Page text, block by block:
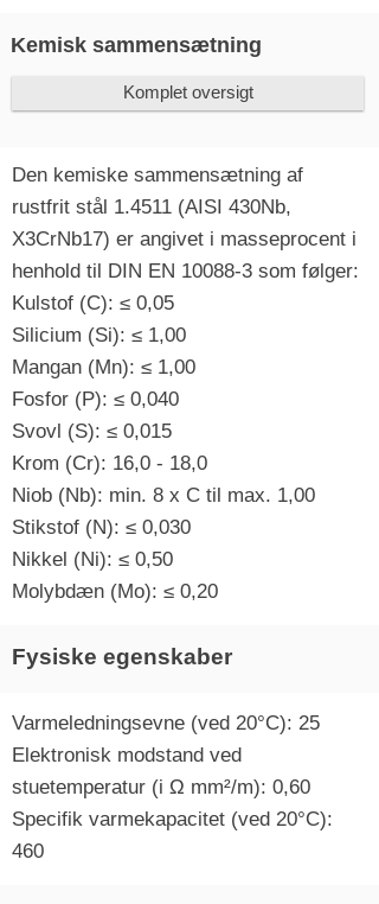
Kemisk sammensætning
Komplet oversigt
Den kemiske sammensætning af
rustfrit stål 1.4511 (AISI 430Nb,
X3CrNb17) er angivet i masseprocent i
henhold til DIN EN 10088-3 som følger:
Kulstof (C): ≤ 0,05
Silicium (Si): ≤ 1,00
Mangan (Mn): ≤ 1,00
Fosfor (P): ≤ 0,040
Svovl (S): ≤ 0,015
Krom (Cr): 16,0 - 18,0
Niob (Nb): min. 8 x C til max. 1,00
Stikstof (N): ≤ 0,030
Nikkel (Ni): ≤ 0,50
Molybdæn (Mo): ≤ 0,20
Fysiske egenskaber
Varmeledningsevne (ved 20°C): 25
Elektronisk modstand ved
stuetemperatur (i Ω mm²/m): 0,60
Specifik varmekapacitet (ved 20°C):
460